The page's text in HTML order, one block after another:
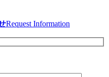
Request Information